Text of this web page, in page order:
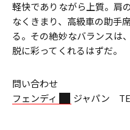
軽快でありながら上質。肩
なくきまり、高級車の助手
る。その絶妙なバランスは
脱に彩ってくれるはずだ。
問い合わせ
フェンディ
ジャパン